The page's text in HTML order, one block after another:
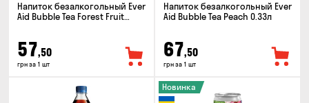
Напиток безалкогольный Ever
Aid Bubble Tea Forest Fruit
57,50
грн за 1 шт
Напиток безалкогольный Ever
Aid Bubble Tea Peach 0.33л
67,50
грн за 1 шт
Новинка